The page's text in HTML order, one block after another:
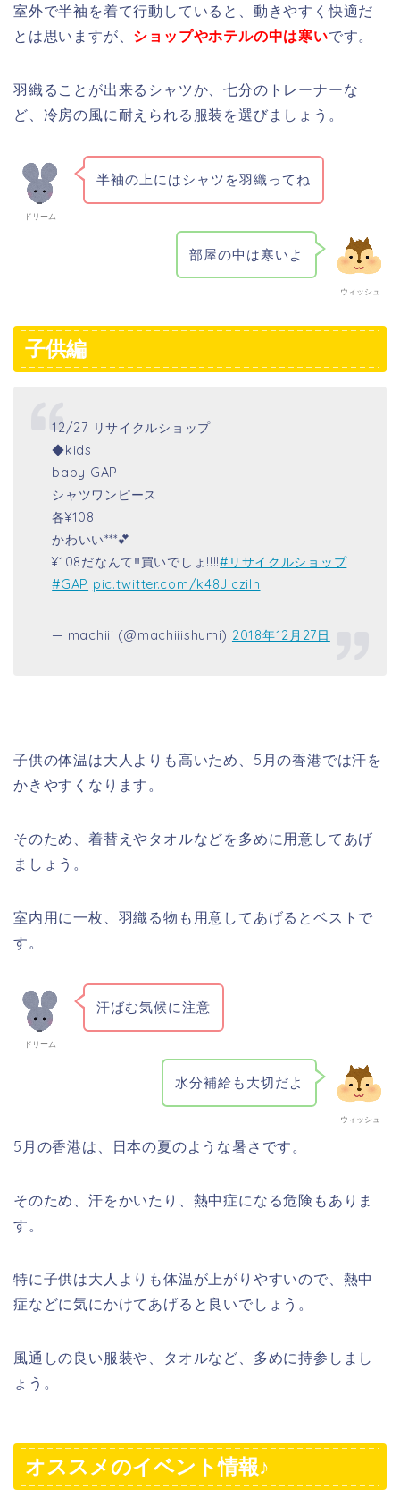
室外で半袖を着て行動していると、動きやすく快適だ
とは思いますが、 ショップやホテルの中は寒いです。
羽織ることが出来るシャツか、七分のトレーナーな
ど、冷房の風に耐えられる服装を選びましょう。
ドリーム
半袖の上にはシャツを羽織ってね
ウィッシュ
部屋の中は寒いよ
子供編
12/27 リサイクルショップ
◆kids
baby GAP
シャツワンピース
各¥108
かわいい***💕
¥108だなんて‼買いでしょ!!!!#リサイクルショップ
#GAP pic.twitter.com/k48JicziIh
— machiii (@machiiishumi) 2018年12月27日
子供の体温は大人よりも高いため、5月の香港では汗を
かきやすくなります。
そのため、着替えやタオルなどを多めに用意してあげ
ましょう。
室内用に一枚、羽織る物も用意してあげるとベストで
す。
ドリーム
汗ばむ気候に注意
ウィッシュ
水分補給も大切だよ
5月の香港は、日本の夏のような暑さです。
そのため、汗をかいたり、熱中症になる危険もありま
す。
特に子供は大人よりも体温が上がりやすいので、熱中
症などに気にかけてあげると良いでしょう。
風通しの良い服装や、タオルなど、多めに持参しまし
ょう。
オススメのイベント情報♪